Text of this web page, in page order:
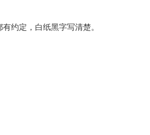
约定，白纸黑字写清楚。